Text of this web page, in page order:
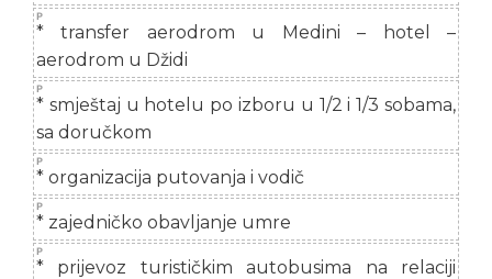
* transfer aerodrom u Medini – hotel –
aerodrom u Džidi
* smještaj u hotelu po izboru u 1/2 i 1/3 sobama,
sa doručkom
* organizacija putovanja i vodič
* zajedničko obavljanje umre
* prijevoz turističkim autobusima na relaciji